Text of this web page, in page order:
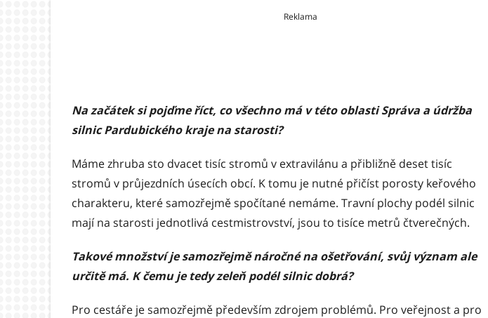
Reklama
Na začátek si pojďme říct, co všechno má v této oblasti Správa a údržba
silnic Pardubického kraje na starosti?
Máme zhruba sto dvacet tisíc stromů v extravilánu a přibližně deset tisíc
stromů v průjezdních úsecích obcí. K tomu je nutné přičíst porosty keřového
charakteru, které samozřejmě spočítané nemáme. Travní plochy podél silnic
mají na starosti jednotlivá cestmistrovství, jsou to tisíce metrů čtverečných.
Takové množství je samozřejmě náročné na ošetřování, svůj význam ale
určitě má. K čemu je tedy zeleň podél silnic dobrá?
Pro cestáře je samozřejmě především zdrojem problémů. Pro veřejnost a pro